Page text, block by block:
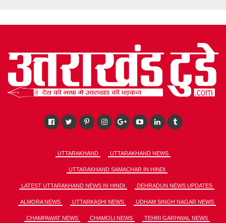
UTTARAKHAND UTTARAKHAND NEWS
UTTARAKHAND SAMACHAR IN HINDI
LATEST UTTARAKHAND NEWS IN HINDI DEHRADUN NEWS UPDATES
ALMORA NEWS UTTARKASHI NEWS UDHAM SINGH NAGAR NEWS
CHAMPAWAT NEWS CHAMOLI NEWS TEHRI GARHWAL NEWS